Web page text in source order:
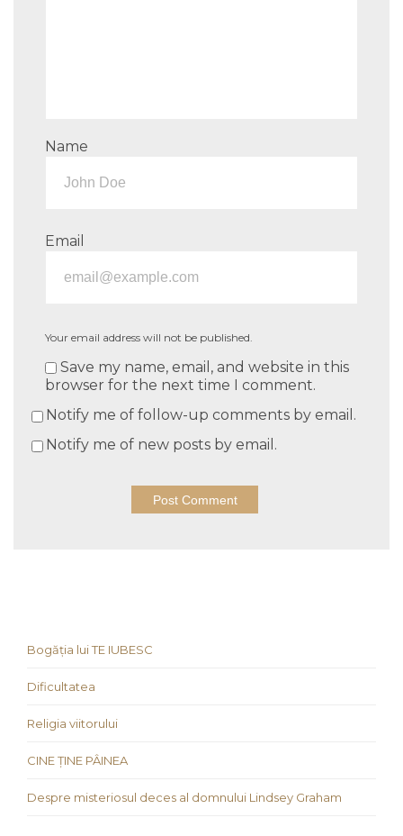
Name
Email
Your email address will not be published.
Save my name, email, and website in this
browser for the next time I comment.
Notify me of follow-up comments by email.
Notify me of new posts by email.
Bogăția lui TE IUBESC
Dificultatea
Religia viitorului
CINE ȚINE PÂINEA
Despre misteriosul deces al domnului Lindsey Graham